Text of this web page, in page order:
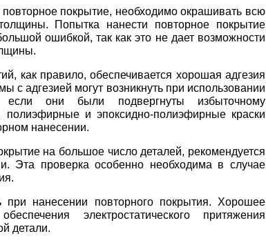
повторное покрытие, необходимо окрашивать всю
Попытка нанести повторное покрытие
ошибкой, так как это не дает возможности
как правило, обеспечивается хорошая адгезия
с адгезией могут возникнуть при использовании
если они были подвергнуты избыточному
и эпоксидно-полиэфирные краски
нанесении.
на большое число деталей, рекомендуется
Эта проверка особенно необходима в случае
при нанесении повторного покрытия. Хорошее
электростатического притяжения
детали.